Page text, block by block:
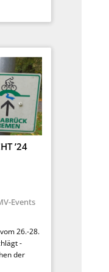
’24
Events
26.-28.
-
der